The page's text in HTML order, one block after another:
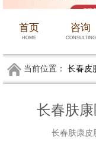
首页
HOME
咨询
CONSULTING
当前位置： 长春皮
长春肤
长春肤康皮